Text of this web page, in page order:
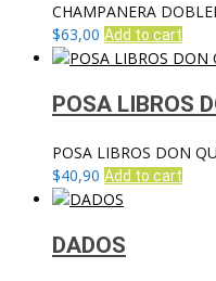
CHAMPANERA
$63,00 Add to cart
POSA LIBROS
POSA LIBROS DON
$40,90 Add to cart
DADOS